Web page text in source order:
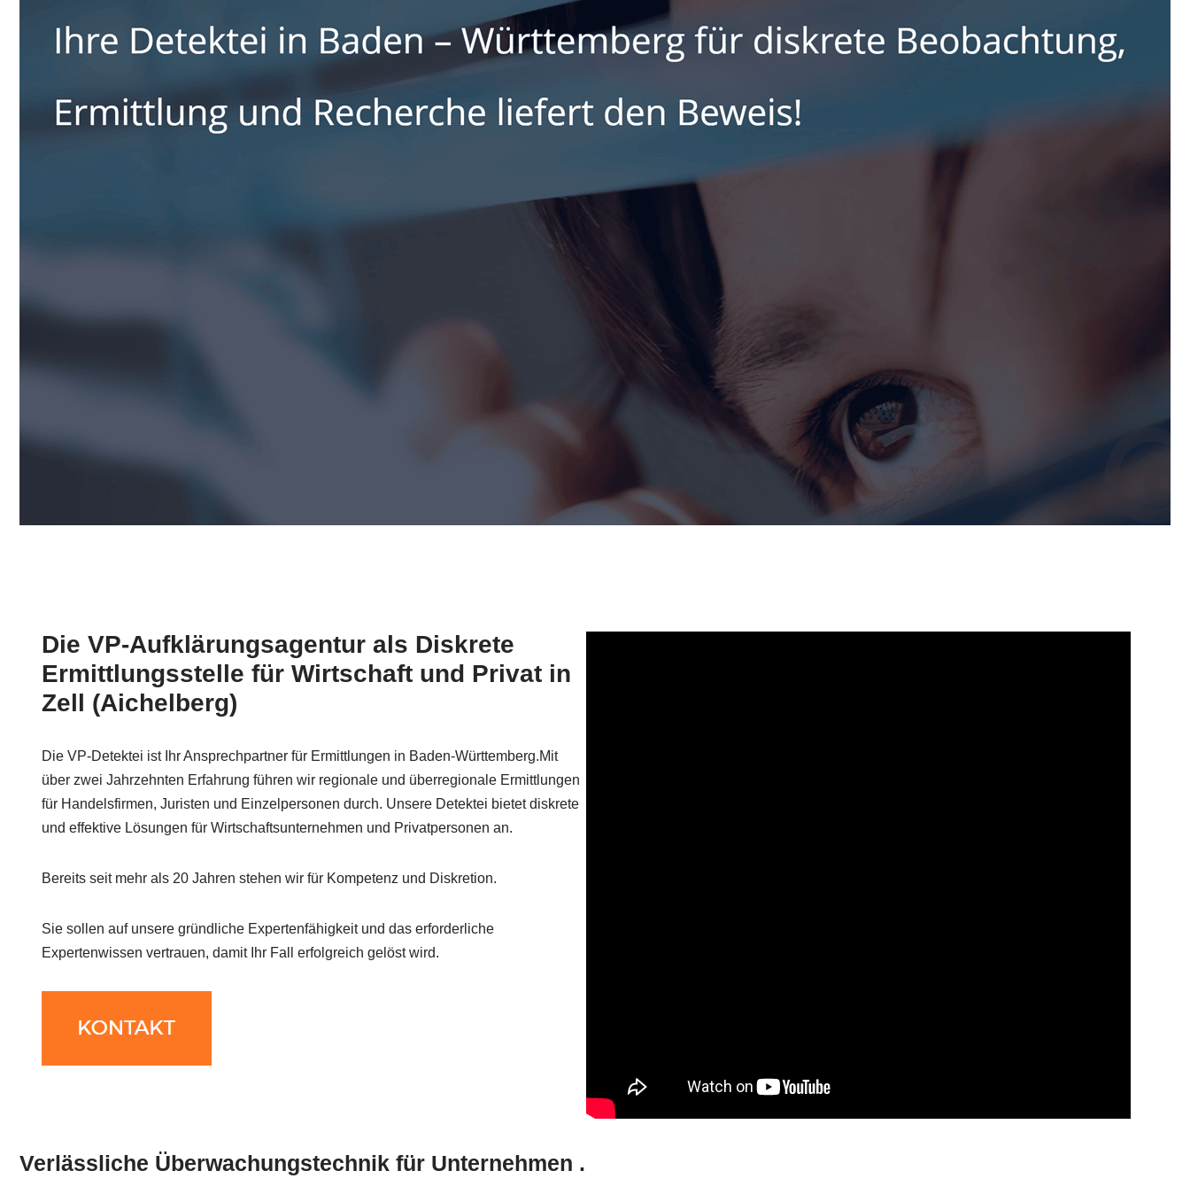
Die VP-Aufklärungsagentur als Diskrete
Ermittlungsstelle für Wirtschaft und Privat in
Zell (Aichelberg)
Die VP-Detektei ist Ihr Ansprechpartner für Ermittlungen in Baden-Württemberg.Mit
über zwei Jahrzehnten Erfahrung führen wir regionale und überregionale Ermittlungen
für Handelsfirmen, Juristen und Einzelpersonen durch. Unsere Detektei bietet diskrete
und effektive Lösungen für Wirtschaftsunternehmen und Privatpersonen an.
Bereits seit mehr als 20 Jahren stehen wir für Kompetenz und Diskretion.
Sie sollen auf unsere gründliche Expertenfähigkeit und das erforderliche
Expertenwissen vertrauen, damit Ihr Fall erfolgreich gelöst wird.
Verlässliche Überwachungstechnik für Unternehmen .